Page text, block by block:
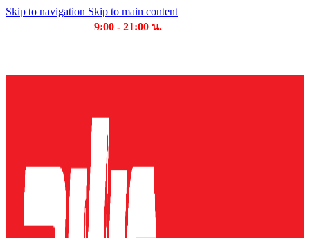
Skip to navigation Skip to main content
9:00 - 21:00 น.